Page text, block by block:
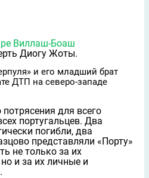
Виллаш-Боаш
Диогу Жоты.
и его младший брат
ДТП на северо‑западе
для всего
португальцев. Два
погибли, два
представляли «Порту»
не только за их
и за их личные и